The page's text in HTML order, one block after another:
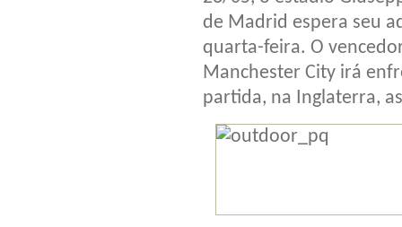
de Madrid espera seu
quarta-feira. O
Manchester City irá
partida, na Inglaterra,